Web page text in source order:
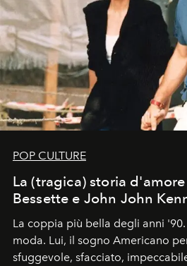
POP CULTURE
La (tragica) storia
Bessette e John John
La coppia più bella degli anni
moda. Lui, il sogno Americano
sfuggevole, sfacciato,